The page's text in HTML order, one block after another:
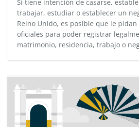
Si tiene intención de casarse,
trabajar, estudiar o establecer un
Reino Unido, es posible que le
oficiales para poder registrar
matrimonio, residencia, trabajo o